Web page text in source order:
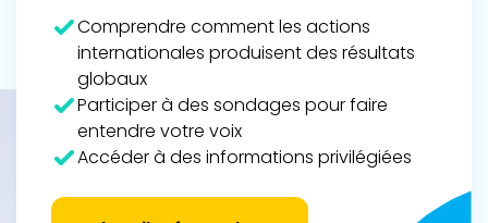
Comprendre comment les actions
internationales produisent des résultats
globaux
Participer à des sondages pour faire
entendre votre voix
Accéder à des informations privilégiées